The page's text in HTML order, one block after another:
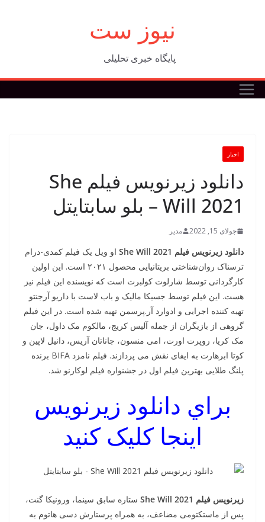
نیوز ست
پایگاه خبری تحلیلی
اخبار
دانلود زیرنویس فیلم She
Will 2021 – بلو سابتايتل
جولای 15, 2022 مدیر
دانلود زیرنویس فیلم She Will 2021
او ویل یک فیلم کمدی-درام
ترسناک روان‌شناختی بریتانیایی محصول ۲۰۲۱ است. این اولین
کارگردانی توسط شارلوت کولبرت است که نویسنده این فیلم نیز
هست. این فیلم توسط جسیکا مالیک و باب لاست با داریو آرجنتو
تهیه کننده اجرایی و ادوارد آر.پرسمن تهیه شده است. در این فیلم
گروهی از بازیگران از جمله آلیس کریج، مالکوم مک داول، جان
مک کریا، روپرت اورت، امی منسون، جاناتان آریس، دانیل لاپین و
کوتا ابرهارت به ایفای نقش می پردازند. فیلم نامزد BIFA برنده
پلنگ طلایی بهترین فیلم اول در جشنواره فیلم لوکارنو شد.
براي دانلود زيرنويس
اينجا کليک کنيد
زیرنویس فیلم She Will 2021
ستاره سابق سینما، ورونیکا گنت،
پس از ماستکتومی مضاعف، به همراه پرستارش دسی هاتوم به